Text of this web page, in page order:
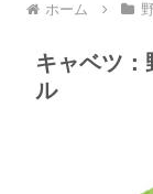
ホーム
キャベツ
ル